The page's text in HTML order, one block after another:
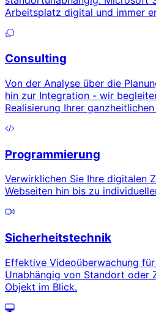
Arbeitsplatz digital und immer
Consulting
Von der Analyse über die
hin zur Integration - wir
Realisierung Ihrer
Programmierung
Verwirklichen Sie Ihre digitalen
Webseiten hin bis zu
Sicherheitstechnik
Effektive Videoüberwachung
Unabhängig von Standort oder
Objekt im Blick.